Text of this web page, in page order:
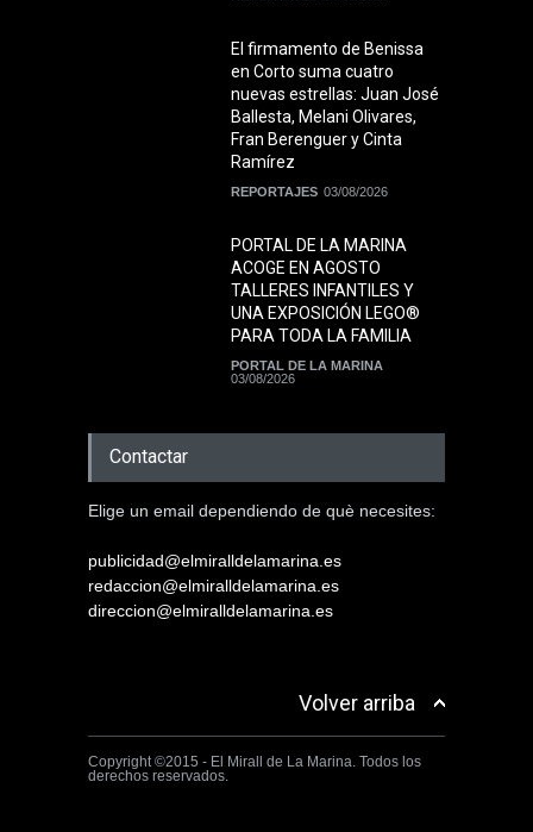
El firmamento de Benissa
en Corto suma cuatro
nuevas estrellas: Juan José
Ballesta, Melani Olivares,
Fran Berenguer y Cinta
Ramírez
REPORTAJES 03/08/2026
PORTAL DE LA MARINA
ACOGE EN AGOSTO
TALLERES INFANTILES Y
UNA EXPOSICIÓN LEGO®
PARA TODA LA FAMILIA
PORTAL DE LA MARINA
03/08/2026
Contactar
Elige un email dependiendo de què necesites:
publicidad@elmiralldelamarina.es
redaccion@elmiralldelamarina.es
direccion@elmiralldelamarina.es
Volver arriba
Copyright ©2015 - El Mirall de La Marina. Todos los
derechos reservados.